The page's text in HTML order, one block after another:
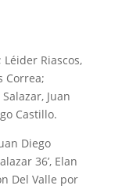
Riascos,
Correa;
Juan
Castillo.
Diego
36’, Elan
Del Valle por